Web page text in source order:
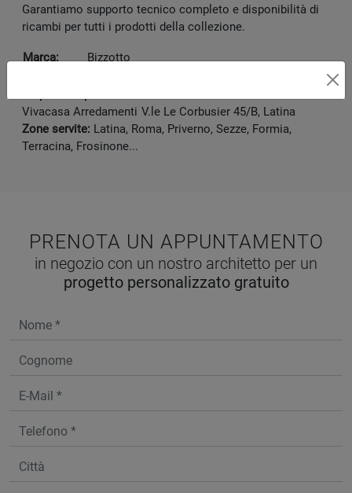
Garantiamo supporto tecnico completo e disponibilità di
ricambi per tutti i prodotti della collezione.
Marca:
Bizzotto
Vivacasa Arredamenti V.le Le Corbusier 45/B, Latina
Zone servite: Latina, Roma, Priverno, Sezze, Formia,
Terracina, Frosinone...
PRENOTA UN APPUNTAMENTO
in negozio con un nostro architetto per un
progetto personalizzato gratuito